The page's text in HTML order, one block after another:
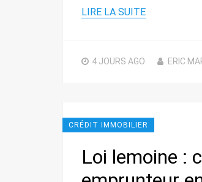
LIRE LA SUITE
4 JOURS AGO ERIC
CRÉDIT IMMOBILIER
Loi lemoine :